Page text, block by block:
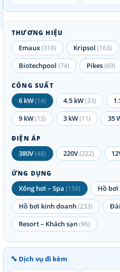
THƯƠNG HIỆU
Emaux(310) Kripsol (163)
Biotechpool (74) Pikes(69)
CÔNG SUẤT
6 kW(14) 4.5 kW(33)
9 kW(13) 3 kW(11) 35
ĐIỆN ÁP
380V(48) 220V(222)
ỨNG DỤNG
Xông hơi – Spa (159) Hồ
Hồ bơi kinh doanh(233)
Resort – Khách sạn(96)
🔧 Dịch vụ đi kèm